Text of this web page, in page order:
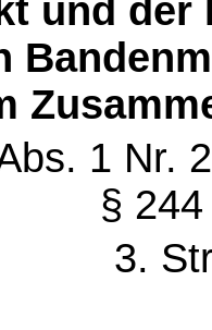
und der
1 Nr.
§
3.